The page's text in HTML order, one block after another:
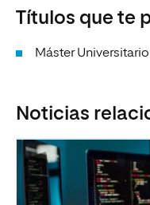
Títulos que te
Máster
Noticias